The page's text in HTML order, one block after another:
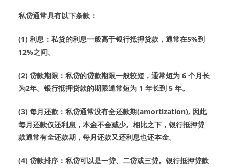
私贷通常具有以下条款：
(1) 利息：私贷的利息一般高于银行抵押贷款，通常在5%到
12%之间。
(2) 贷款期限：私贷的贷款期限一般较短，通常短为 6 个月长
为2年。银行抵押贷款的期限通常短为 1 年长到 5 年。
(3) 每月还款：私贷通常没有全还款期(amortization), 因此
每月还款仅还利息，本金不会减少。相比之下，银行抵押贷
款通常有全还款期，每月还款又还利息也还本金。
(4) 贷款排序：私贷可以是一贷、二贷或三贷。银行抵押贷款